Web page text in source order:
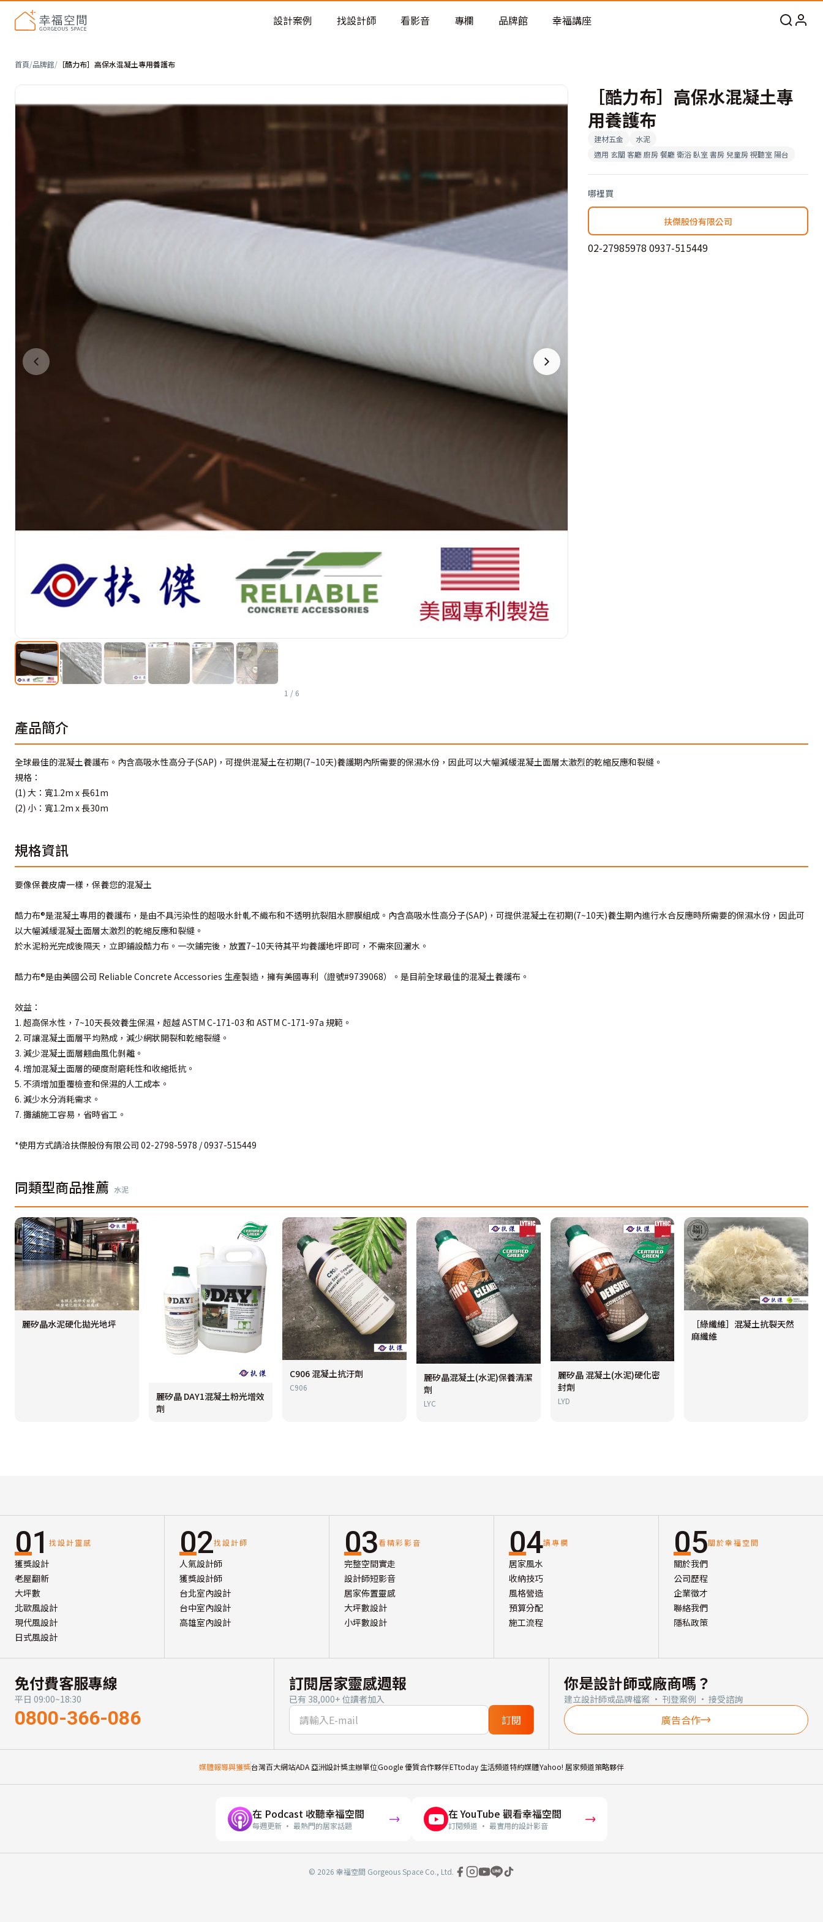
老屋預算分配與高 CP 值煥新術
設計案例 找設計師 看影音 專欄 品牌館 幸福講座
首頁/品牌館/ ［酷力布］高保水混凝土專用養護布
1 / 6
［酷力布］高保水混凝土專
用養護布
建材五金
水泥
適用 玄關 客廳 廚房 餐廳 衛浴 臥室 書房 兒童房 視聽室 陽台
哪裡買
扶傑股份有限公司
02-27985978 0937-515449
產品簡介
全球最佳的混凝土養護布。內含高吸水性高分子(SAP)，可提供混凝土在初期(7~10天)養護期內所需要的保濕水份，因此可以大幅減緩混凝土面層太激烈的乾縮反應和裂縫。
規格：
(1) 大：寬1.2m x 長61m
(2) 小：寬1.2m x 長30m
規格資訊
要像保養皮膚一樣，保養您的混凝土
酷力布®是混凝土專用的養護布，是由不具污染性的超吸水針軋不織布和不透明抗裂阻水膠膜組成。內含高吸水性高分子(SAP)，可提供混凝土在初期(7~10天)養生期內進行水合反應時所需要的保濕水份，因此可
以大幅減緩混凝土面層太激烈的乾縮反應和裂縫。
於水泥粉光完成後隔天，立即鋪設酷力布。一次鋪完後，放置7~10天待其平均養護地坪即可，不需來回灑水。
酷力布®是由美國公司 Reliable Concrete Accessories 生產製造，擁有美國專利（證號#9739068）。是目前全球最佳的混凝土養護布。
效益：
1. 超高保水性，7~10天長效養生保濕，超越 ASTM C-171-03 和 ASTM C-171-97a 規範。
2. 可讓混凝土面層平均熟成，減少網狀開裂和乾縮裂縫。
3. 減少混凝土面層翹曲風化剝離。
4. 增加混凝土面層的硬度耐磨耗性和收縮抵抗。
5. 不須增加重覆檢查和保濕的人工成本。
6. 減少水分消耗需求。
7. 攤舖施工容易，省時省工。
*使用方式請洽扶傑股份有限公司 02-2798-5978 / 0937-515449
同類型商品推薦 水泥
麗矽晶水泥硬化拋光地坪
麗矽晶 DAY1混凝土粉光增效
劑
C906 混凝土抗汙劑
C906
麗矽晶混凝土(水泥)保養清潔
劑
LYC
麗矽晶 混凝土(水泥)硬化密
封劑
LYD
［綠纖維］混凝土抗裂天然
麻纖維
01 找設計靈感
獲獎設計
老屋翻新
大坪數
北歐風設計
現代風設計
日式風設計
02找設計師
人氣設計師
獲獎設計師
台北室內設計
台中室內設計
高雄室內設計
03看精彩影音
完整空間實走
設計師短影音
居家佈置靈感
大坪數設計
小坪數設計
04讀專欄
居家風水
收納技巧
風格營造
預算分配
施工流程
05關於幸福空間
關於我們
公司歷程
企業徵才
聯絡我們
隱私政策
免付費客服專線
平日 09:00~18:30
0800-366-086
訂閱居家靈感週報
已有 38,000+ 位讀者加入
訂閱
你是設計師或廠商嗎？
建立設計師或品牌檔案 · 刊登案例 · 接受諮詢
廣告合作
媒體報導與獲獎台灣百大網站ADA 亞洲設計獎主辦單位Google 優質合作夥伴ETtoday 生活頻道特約媒體Yahoo! 居家頻道策略夥伴
在 Podcast 收聽幸福空間
每週更新 · 最熱門的居家話題
在 YouTube 觀看幸福空間
訂閱頻道 · 最實用的設計影音
© 2026 幸福空間 Gorgeous Space Co., Ltd.